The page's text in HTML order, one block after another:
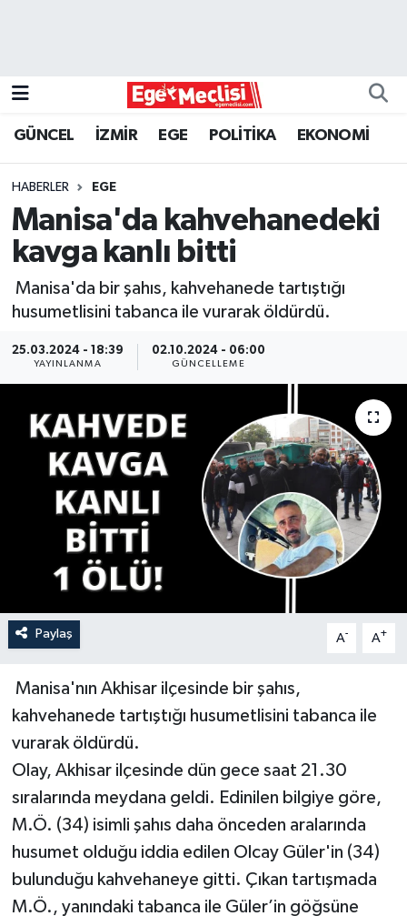
GÜNCEL İZMİR EGE POLİTİKA EKONOMİ
HABERLER EGE
Manisa'da kahvehanedeki
kavga kanlı bitti
Manisa'da bir şahıs, kahvehanede tartıştığı
husumetlisini tabanca ile vurarak öldürdü.
25.03.2024 - 18:39
YAYINLANMA
02.10.2024 - 06:00
GÜNCELLEME
Paylaş A- A+
Manisa'nın Akhisar ilçesinde bir şahıs,
kahvehanede tartıştığı husumetlisini tabanca ile
vurarak öldürdü.
Olay, Akhisar ilçesinde dün gece saat 21.30
sıralarında meydana geldi. Edinilen bilgiye göre,
M.Ö. (34) isimli şahıs daha önceden aralarında
husumet olduğu iddia edilen Olcay Güler'in (34)
bulunduğu kahvehaneye gitti. Çıkan tartışmada
M.Ö., yanındaki tabanca ile Güler’in göğsüne
GÜNCEL
İZMİR
ÖZEL HABER
Programlar
YAŞAM